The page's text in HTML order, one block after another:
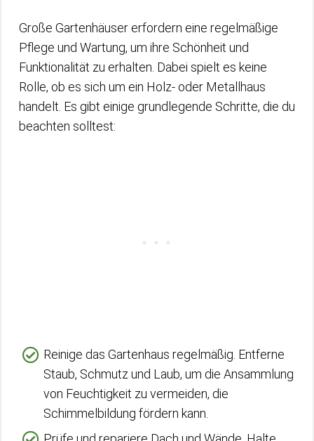
Große Gartenhäuser erfordern eine regelmäßige
Pflege und Wartung, um ihre Schönheit und
Funktionalität zu erhalten. Dabei spielt es keine
Rolle, ob es sich um ein Holz- oder Metallhaus
handelt. Es gibt einige grundlegende Schritte, die du
beachten solltest:
Reinige das Gartenhaus regelmäßig. Entferne
Staub, Schmutz und Laub, um die Ansammlung
von Feuchtigkeit zu vermeiden, die
Schimmelbildung fördern kann.